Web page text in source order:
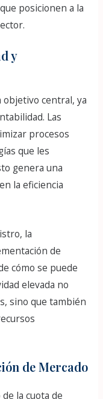
posicionen a la
y
central, ya
Las
procesos
que les
genera una
la eficiencia
la
de
cómo se puede
elevada no
sino que también
de Mercado
la cuota de